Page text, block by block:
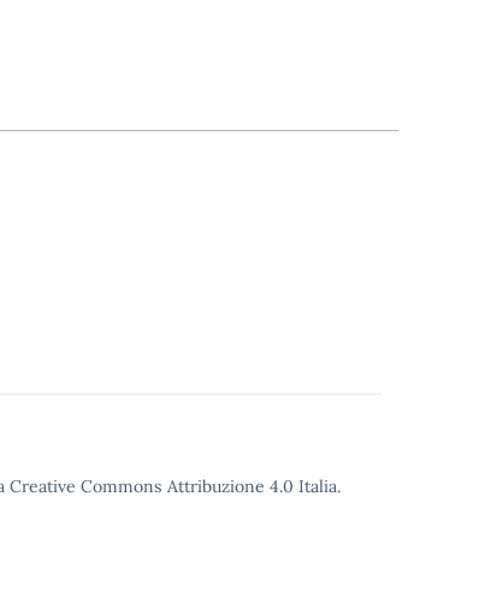
Creative Commons Attribuzione 4.0 Italia.